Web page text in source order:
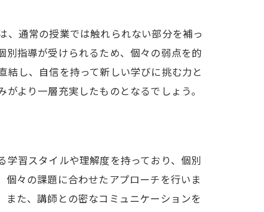
、通常の授業では触れられない部分を補っ
別指導が受けられるため、個々の弱点を的
結し、自信を持って新しい学びに挑む力と
より一層充実したものとなるでしょう。
習スタイルや理解度を持っており、個別
々の課題に合わせたアプローチを行いま
た、講師との密なコミュニケーションを